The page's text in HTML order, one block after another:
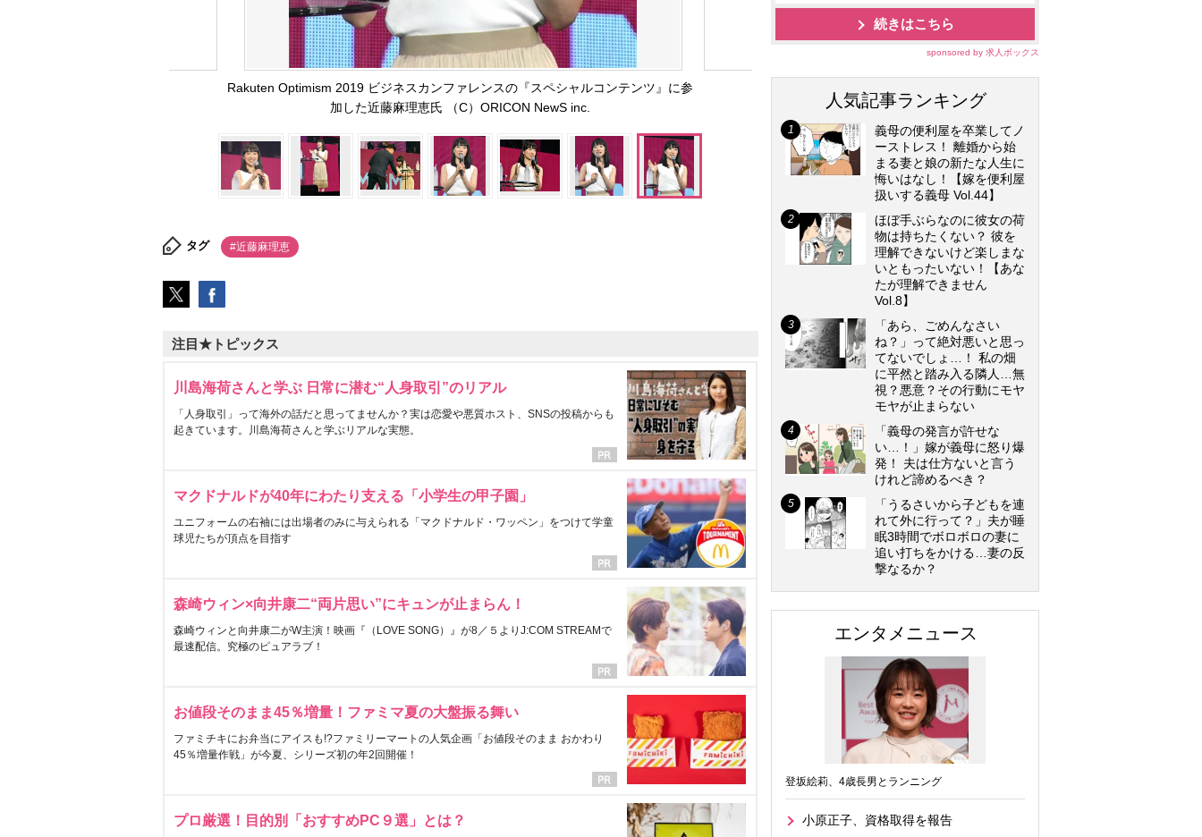
Rakuten Optimism 2019 ビジネスカンファレンスの『スペシャルコンテンツ』に参
加した近藤麻理恵氏 （C）ORICON NewS inc.
タグ #近藤麻理恵
注目★トピックス
川島海荷さんと学ぶ 日常に潜む“人身取引”のリアル
「人身取引」って海外の話だと思ってませんか？実は恋愛や悪質ホスト、SNSの投稿からも
起きています。川島海荷さんと学ぶリアルな実態。
マクドナルドが40年にわたり支える「小学生の甲子園」
ユニフォームの右袖には出場者のみに与えられる「マクドナルド・ワッペン」をつけて学童
球児たちが頂点を目指す
森崎ウィン×向井康二“両片思い”にキュンが止まらん！
森崎ウィンと向井康二がW主演！映画『（LOVE SONG）』が8／５よりJ:COM STREAMで
最速配信。究極のピュアラブ！
お値段そのまま45％増量！ファミマ夏の大盤振る舞い
ファミチキにお弁当にアイスも!?ファミリーマートの人気企画「お値段そのまま おかわり
45％増量作戦」が今夏、シリーズ初の年2回開催！
プロ厳選！目的別「おすすめPC９選」とは？
続きはこちら
sponsored by 求人ボックス
人気記事ランキング
義母の便利屋を卒業してノ
ーストレス！ 離婚から始
まる妻と娘の新たな人生に
悔いはなし！【嫁を便利屋
扱いする義母 Vol.44】
ほぼ手ぶらなのに彼女の荷
物は持ちたくない？ 彼を
理解できないけど楽しまな
いともったいない！【あな
たが理解できません
Vol.8】
「あら、ごめんなさい
ね？」って絶対悪いと思っ
てないでしょ…！ 私の畑
に平然と踏み入る隣人…無
視？悪意？その行動にモヤ
モヤが止まらない
「義母の発言が許せな
い…！」嫁が義母に怒り爆
発！ 夫は仕方ないと言う
けれど諦めるべき？
「うるさいから子どもを連
れて外に行って？」夫が睡
眠3時間でボロボロの妻に
追い打ちをかける…妻の反
撃なるか？
エンタメニュース
登坂絵莉、4歳長男とランニング
小原正子、資格取得を報告